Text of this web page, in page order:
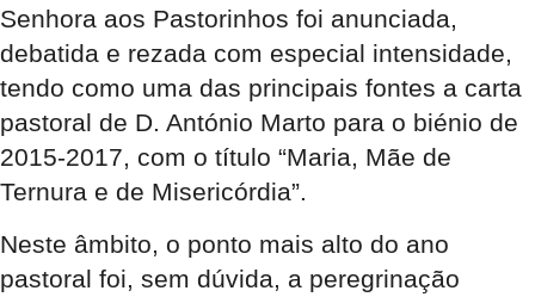
Senhora aos Pastorinhos foi anunciada,
debatida e rezada com especial intensidade,
tendo como uma das principais fontes a carta
pastoral de D. António Marto para o biénio de
2015-2017, com o título “Maria, Mãe de
Ternura e de Misericórdia”.
Neste âmbito, o ponto mais alto do ano
pastoral foi, sem dúvida, a peregrinação